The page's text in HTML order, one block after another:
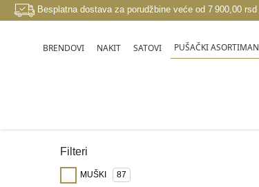
Besplatna dostava za porudžbine veće od 7 900,00 rsd
BRENDOVI NAKIT SATOVI PUŠAČKI ASORTIMAN
Filteri
MUŠKI 87